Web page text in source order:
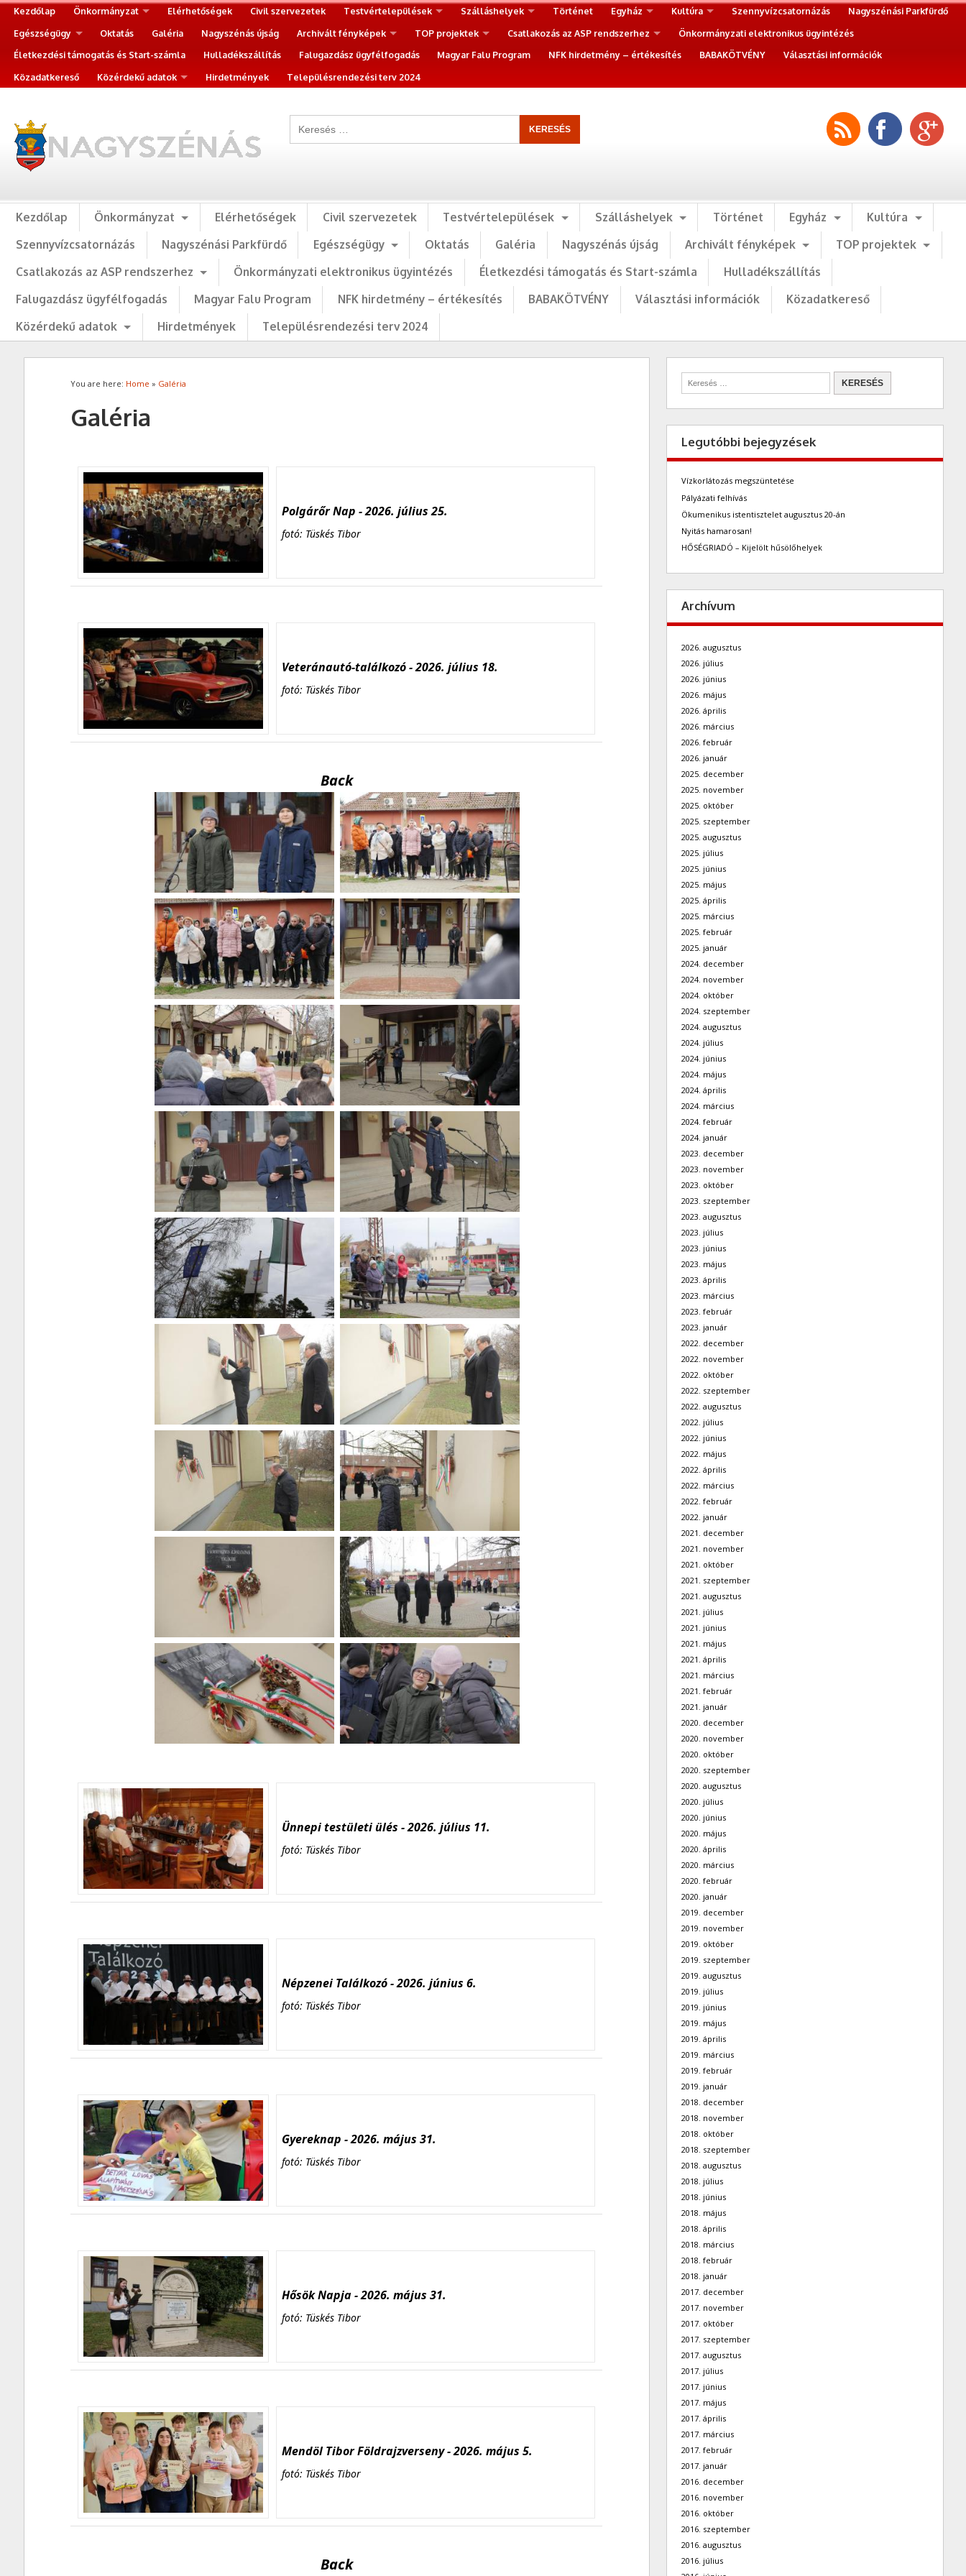
Kezdőlap Önkormányzat Elérhetőségek Civil szervezetek Testvértelepülések Szálláshelyek Történet Egyház Kultúra Szennyvízcsatornázás
Nagyszénási Parkfürdő
Egészségügy
Oktatás Galéria Nagyszénás újság Archivált fényképek TOP projektek Csatlakozás az ASP rendszerhez
Önkormányzati elektronikus ügyintézés
Életkezdési támogatás és Start-számla
Hulladékszállítás Falugazdász ügyfélfogadás Magyar Falu Program NFK hirdetmény – értékesítés BABAKÖTVÉNY
Választási információk
Közadatkereső
Közérdekű adatok Hirdetmények Településrendezési terv 2024
Kezdőlap Önkormányzat Elérhetőségek Civil szervezetek Testvértelepülések Szálláshelyek Történet Egyház
Kultúra
Szennyvízcsatornázás
Nagyszénási Parkfürdő Egészségügy Oktatás Galéria Nagyszénás újság Archivált fényképek
TOP projektek
Csatlakozás az ASP rendszerhez
Önkormányzati elektronikus ügyintézés Életkezdési támogatás és Start-számla
Hulladékszállítás
Falugazdász ügyfélfogadás
Magyar Falu Program NFK hirdetmény – értékesítés BABAKÖTVÉNY Választási információk
Közadatkereső
Közérdekű adatok
Hirdetmények Településrendezési terv 2024
You are here: Home » Galéria
Galéria
Polgárőr Nap - 2026. július 25.
fotó: Tüskés Tibor
Veteránautó-találkozó - 2026. július 18.
fotó: Tüskés Tibor
Back
Ünnepi testületi ülés - 2026. július 11.
fotó: Tüskés Tibor
Népzenei Találkozó - 2026. június 6.
fotó: Tüskés Tibor
Gyereknap - 2026. május 31.
fotó: Tüskés Tibor
Hősök Napja - 2026. május 31.
fotó: Tüskés Tibor
Mendöl Tibor Földrajzverseny - 2026. május 5.
fotó: Tüskés Tibor
Back
Legutóbbi bejegyzések
Vízkorlátozás megszüntetése
Pályázati felhívás
Ökumenikus istentisztelet augusztus 20-án
Nyitás hamarosan!
HŐSÉGRIADÓ – Kijelölt hűsölőhelyek
Archívum
2026. augusztus
2026. július
2026. június
2026. május
2026. április
2026. március
2026. február
2026. január
2025. december
2025. november
2025. október
2025. szeptember
2025. augusztus
2025. július
2025. június
2025. május
2025. április
2025. március
2025. február
2025. január
2024. december
2024. november
2024. október
2024. szeptember
2024. augusztus
2024. július
2024. június
2024. május
2024. április
2024. március
2024. február
2024. január
2023. december
2023. november
2023. október
2023. szeptember
2023. augusztus
2023. július
2023. június
2023. május
2023. április
2023. március
2023. február
2023. január
2022. december
2022. november
2022. október
2022. szeptember
2022. augusztus
2022. július
2022. június
2022. május
2022. április
2022. március
2022. február
2022. január
2021. december
2021. november
2021. október
2021. szeptember
2021. augusztus
2021. július
2021. június
2021. május
2021. április
2021. március
2021. február
2021. január
2020. december
2020. november
2020. október
2020. szeptember
2020. augusztus
2020. július
2020. június
2020. május
2020. április
2020. március
2020. február
2020. január
2019. december
2019. november
2019. október
2019. szeptember
2019. augusztus
2019. július
2019. június
2019. május
2019. április
2019. március
2019. február
2019. január
2018. december
2018. november
2018. október
2018. szeptember
2018. augusztus
2018. július
2018. június
2018. május
2018. április
2018. március
2018. február
2018. január
2017. december
2017. november
2017. október
2017. szeptember
2017. augusztus
2017. július
2017. június
2017. május
2017. április
2017. március
2017. február
2017. január
2016. december
2016. november
2016. október
2016. szeptember
2016. augusztus
2016. július